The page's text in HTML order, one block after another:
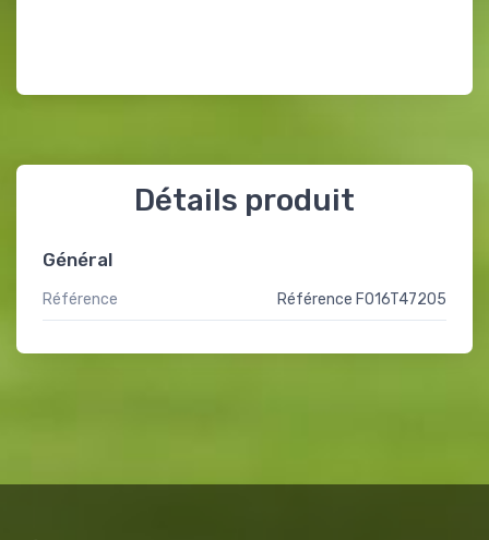
Détails produit
Général
Référence Référence F016T47205